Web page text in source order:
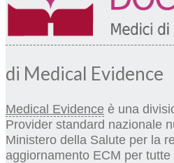
di Medical Evidence
Medical Evidence è una
Provider standard nazionale
Ministero della Salute per la
aggiornamento ECM per